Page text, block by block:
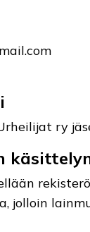
ry
jolloin